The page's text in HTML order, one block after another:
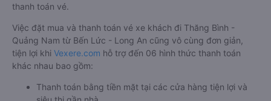
các nhà xe đi, được đảm bảo quyền lợi cao nhất, được hưởng
nhiều ưu đãi giảm giá vé xe khách Bến Lức - Long An Thăng
Bình - Quảng Nam, hành khách có thể đặt mua tại website
Vexere.com- Hệ thống đặt vé xe khách chất lượng, và uy tín
nhất tại Việt Nam, đảm bảo giữ chỗ 100%. Đối với bất cứ giao
dịch đặt mua vé xe khách đi Thăng Bình - Quảng Nam từ Bến